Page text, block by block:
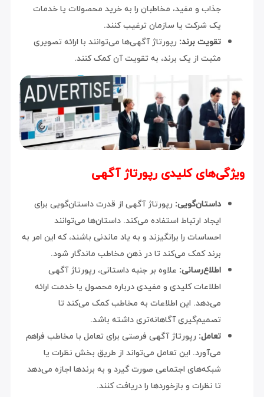
جذاب و مفید، مخاطبان را به خرید محصولات یا خدمات
یک شرکت یا سازمان ترغیب کنند.
تقویت برند: رپورتاژ آگهی‌ها می‌توانند با ارائه تصویری
مثبت از یک برند، به تقویت آن کمک کنند.
ویژگی‌های کلیدی رپورتاژ آگهی
داستان‌گویی: رپورتاژ آگهی از قدرت داستان‌گویی برای
ایجاد ارتباط استفاده می‌کند. داستان‌ها می‌توانند
احساسات را برانگیزند و به یاد ماندنی باشند، که این امر به
برند کمک می‌کند تا در ذهن مخاطب ماندگار شود.
اطلاع‌رسانی: علاوه بر جنبه داستانی، رپورتاژ آگهی
اطلاعات کلیدی و مفیدی درباره محصول یا خدمت ارائه
می‌دهد. این اطلاعات به مخاطب کمک می‌کند تا
تصمیم‌گیری آگاهانه‌تری داشته باشد.
تعامل: رپورتاژ آگهی فرصتی برای تعامل با مخاطب فراهم
می‌آورد. این تعامل می‌تواند از طریق بخش نظرات یا
شبکه‌های اجتماعی صورت گیرد و به برندها اجازه می‌دهد
تا نظرات و بازخوردها را دریافت کنند.